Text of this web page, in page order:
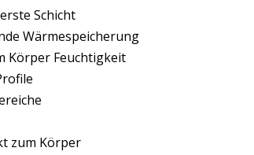
Schicht
Wärmespeicherung
Körper Feuchtigkeit
zum Körper